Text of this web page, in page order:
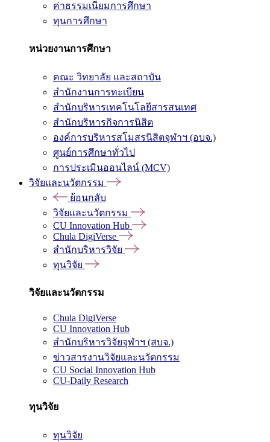
ค่าธรรมเนียมการศึกษา
ทุนการศึกษา
หน่วยงานการศึกษา
คณะ วิทยาลัย และสถาบัน
สำนักงานการทะเบียน
สำนักบริหารเทคโนโลยีสารสนเทศ
สำนักบริหารกิจการนิสิต
องค์การบริหารสโมสรนิสิตจุฬาฯ (อบจ.)
ศูนย์การศึกษาทั่วไป
การประเมินออนไลน์ (MCV)
วิจัยและนวัตกรรม
ย้อนกลับ
วิจัยและนวัตกรรม
CU Innovation Hub
Chula DigiVerse
สำนักบริหารวิจัย
ทุนวิจัย
วิจัยและนวัตกรรม
Chula DigiVerse
CU Innovation Hub
สำนักบริหารวิจัยจุฬาฯ (สบจ.)
ข่าวสารงานวิจัยและนวัตกรรม
CU Social Innovation Hub
CU-Daily Research
ทุนวิจัย
ทุนวิจัย